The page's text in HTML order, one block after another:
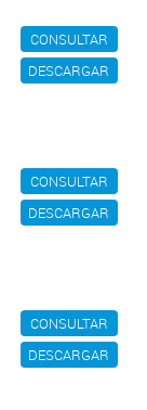
CONSULTAR
DESCARGAR
CONSULTAR
DESCARGAR
CONSULTAR
DESCARGAR